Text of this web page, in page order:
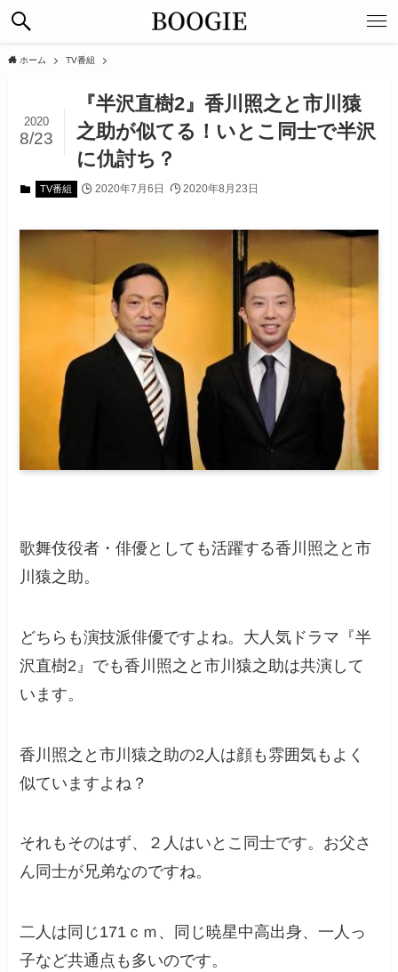
ホーム TV番組
『半沢直樹2』香川照之と市川猿
之助が似てる！いとこ同士で半沢
に仇討ち？
2020
8/23
TV番組 2020年7月6日 2020年8月23日
歌舞伎役者・俳優としても活躍する香川照之と市
川猿之助。
どちらも演技派俳優ですよね。大人気ドラマ『半
沢直樹2』でも香川照之と市川猿之助は共演して
います。
香川照之と市川猿之助の2人は顔も雰囲気もよく
似ていますよね？
それもそのはず、２人はいとこ同士です。お父さ
ん同士が兄弟なのですね。
二人は同じ171ｃｍ、同じ暁星中高出身、一人っ
子など共通点も多いのです。